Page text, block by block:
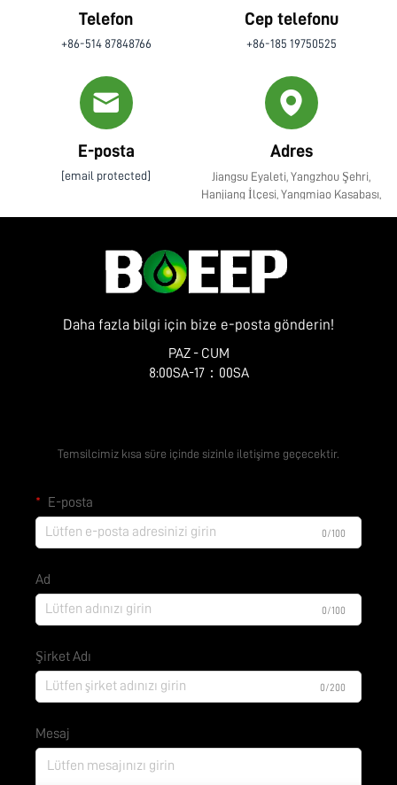
Telefon
+86-514 87848766
Cep telefonu
+86-185 19750525
E-posta
[email protected]
Adres
Jiangsu Eyaleti, Yangzhou Şehri,
Hanjiang İlçesi, Yangmiao Kasabası,
Daha fazla bilgi için bize e-posta gönderin!
PAZ - CUM
8:00SA-17：00SA
Temsilcimiz kısa süre içinde sizinle iletişime geçecektir.
E-posta
0/100
Ad
0/100
Şirket Adı
0/200
Mesaj